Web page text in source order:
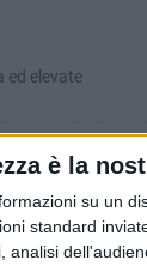
è la
su un
standard
ed elevate